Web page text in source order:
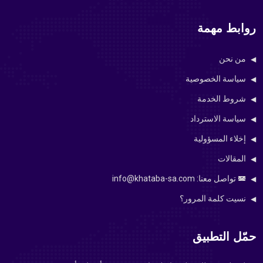
روابط مهمة
من نحن
سياسة الخصوصية
شروط الخدمة
سياسة الاسترداد
إخلاء المسؤولية
المقالات
تواصل معنا: info@khataba-sa.com
نسيت كلمة المرور؟
حمّل التطبيق